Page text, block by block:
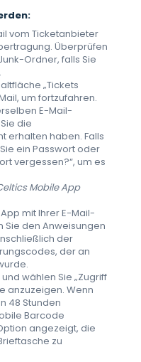
vom Ticketanbieter
Überprüfen
Ordner, falls Sie
„Tickets
um fortzufahren.
E-Mail-
die
erhalten haben. Falls
ein Passwort oder
vergessen?“, um es
Mobile App
mit Ihrer E-Mail-
Sie den Anweisungen
der
der an
und wählen Sie „Zugriff
anzuzeigen. Wenn
48 Stunden
Barcode
angezeigt, die
zu